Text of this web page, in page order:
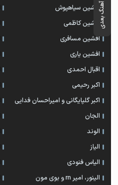
آهنگ بعدیافشین سیاهپوش
افشین کاظمی
افشین مسافری
افشین یاری
اقبال احمدی
اکبر رحیمی
اکبر گلپایگانی و امیراحسان فدایی
الجان
الوند
الیاز
الیاس فنودی
الینور، امیر rn و بوی مون